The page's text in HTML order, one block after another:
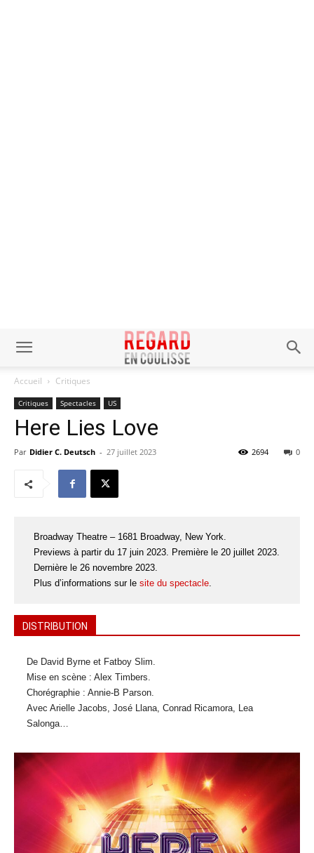
Accueil Critiques
Critiques Spectacles US
Here Lies Love
Par Didier C. Deutsch - 27 juillet 2023 0
2694
Broadway Theatre – 1681 Broadway, New York.
Previews à partir du 17 juin 2023. Première le 20 juillet 2023.
Dernière le 26 novembre 2023.
Plus d’informations sur le site du spectacle.
DISTRIBUTION
De David Byrne et Fatboy Slim.
Mise en scène : Alex Timbers.
Chorégraphie : Annie-B Parson.
Avec Arielle Jacobs, José Llana, Conrad Ricamora, Lea
Salonga…